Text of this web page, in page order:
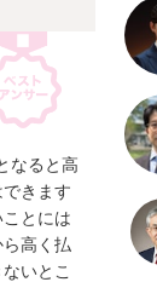
なると高
きます
とには
高く払
いとこ